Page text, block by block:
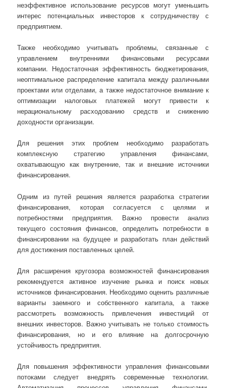
неэффективное использование ресурсов могут уменьшить
интерес потенциальных инвесторов к сотрудничеству с
предприятием.
Также необходимо учитывать проблемы, связанные с
управлением внутренними финансовыми ресурсами
компании. Недостаточная эффективность бюджетирования,
неоптимальное распределение капитала между различными
проектами или отделами, а также недостаточное внимание к
оптимизации налоговых платежей могут привести к
нерациональному расходованию средств и снижению
доходности организации.
Для решения этих проблем необходимо разработать
комплексную стратегию управления финансами,
охватывающую как внутренние, так и внешние источники
финансирования.
Одним из путей решения является разработка стратегии
финансирования, которая согласуется с целями и
потребностями предприятия. Важно провести анализ
текущего состояния финансов, определить потребности в
финансировании на будущее и разработать план действий
для достижения поставленных целей.
Для расширения кругозора возможностей финансирования
рекомендуется активное изучение рынка и поиск новых
источников финансирования. Необходимо оценить различные
варианты заемного и собственного капитала, а также
рассмотреть возможность привлечения инвестиций от
внешних инвесторов. Важно учитывать не только стоимость
финансирования, но и его влияние на долгосрочную
устойчивость предприятия.
Для повышения эффективности управления финансовыми
потоками следует внедрять современные технологии.